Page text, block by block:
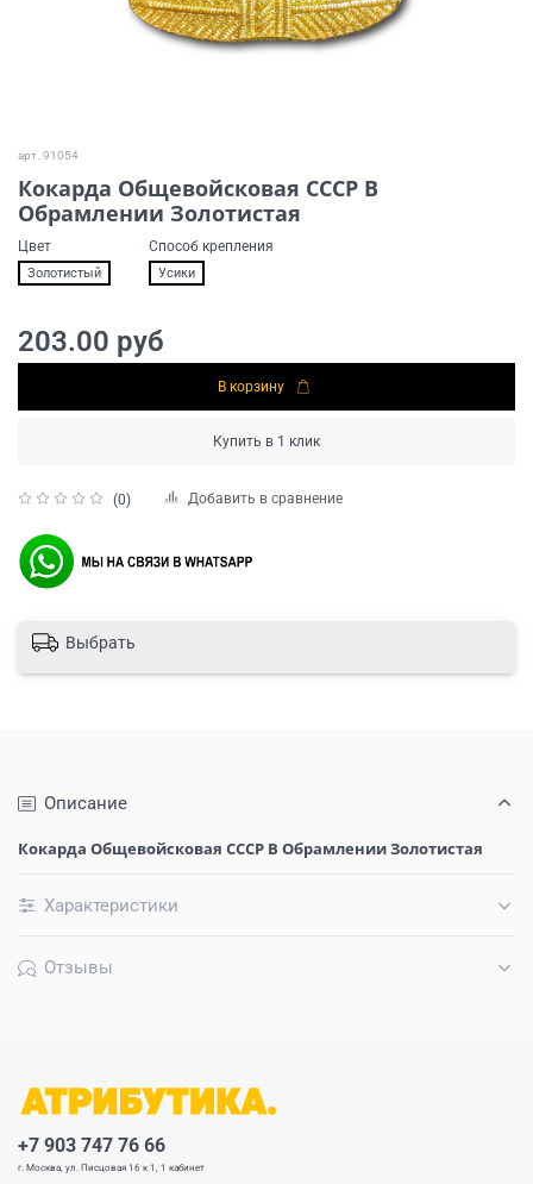
арт. 91054
Кокарда Общевойсковая СССР В
Обрамлении Золотистая
(0) Добавить в сравнение
Цвет
Золотистый
Способ крепления
Усики
203.00 руб
В корзину
Купить в 1 клик
Выбрать
Описание
Кокарда Общевойсковая СССР В Обрамлении Золотистая
Характеристики
Отзывы
+7 903 747 76 66
г. Москва, ул. Писцовая 16 к 1, 1 кабинет